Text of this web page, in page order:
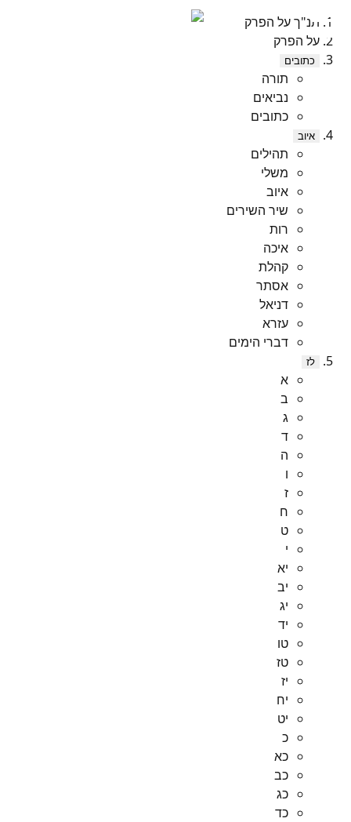
תנ"ך על הפרק
על הפרק
כתובים
תורה
נביאים
כתובים
איוב
תהילים
משלי
איוב
שיר השירים
רות
איכה
קהלת
אסתר
דניאל
עזרא
דברי הימים
לז
א
ב
ג
ד
ה
ו
ז
ח
ט
י
יא
יב
יג
יד
טו
טז
יז
יח
יט
כ
כא
כב
כג
כד